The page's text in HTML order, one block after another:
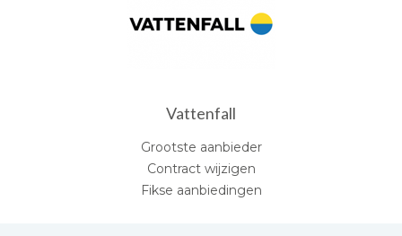
Vattenfall
Grootste aanbieder
Contract wijzigen
Fikse aanbiedingen